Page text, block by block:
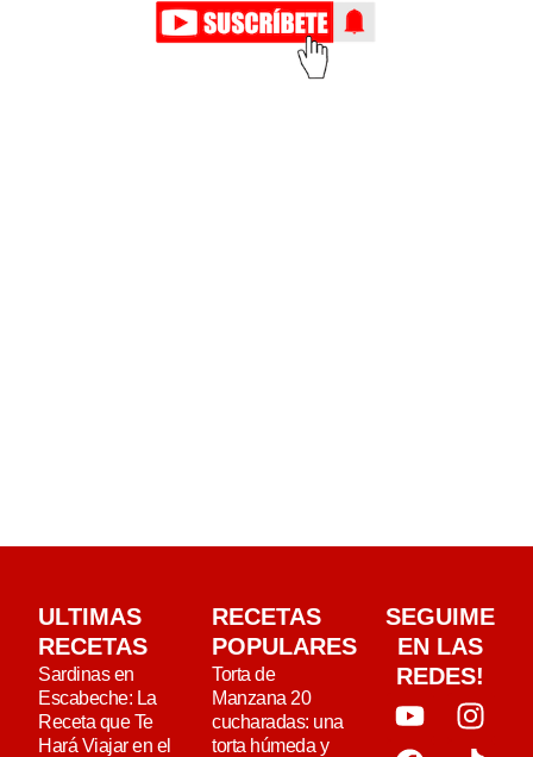
ULTIMAS
RECETAS
Sardinas en
Escabeche: La
Receta que Te
Hará Viajar en el
RECETAS
POPULARES
Torta de
Manzana 20
cucharadas: una
torta húmeda y
SEGUIME
EN LAS
REDES!